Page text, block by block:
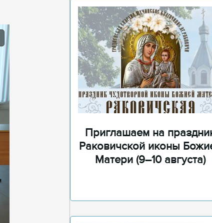
Приглашаем на
Раковичской иконы
Матери (9–10 августа)